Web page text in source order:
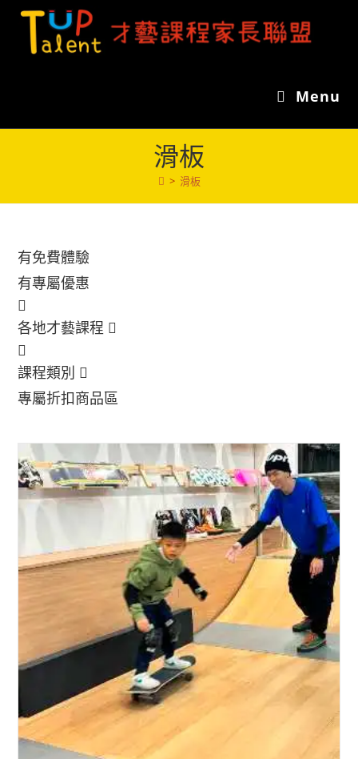
Skip
content
Menu
滑板
> 滑板
有免費體驗
有專屬優惠
各地才藝課程
課程類別
專屬折扣商品區